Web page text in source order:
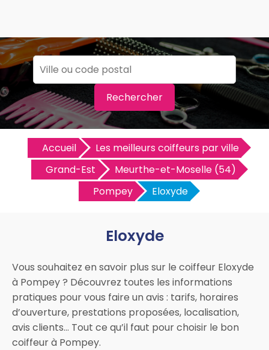
Rechercher
Accueil
Les meilleurs coiffeurs par ville
Grand-Est
Meurthe-et-Moselle (54)
Pompey
Eloxyde
Eloxyde
Vous souhaitez en savoir plus sur le coiffeur Eloxyde
à Pompey ? Découvrez toutes les informations
pratiques pour vous faire un avis : tarifs, horaires
d’ouverture, prestations proposées, localisation,
avis clients… Tout ce qu’il faut pour choisir le bon
coiffeur à Pompey.